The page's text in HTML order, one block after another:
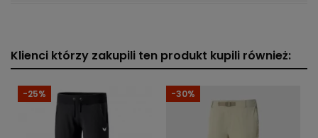
Klienci którzy zakupili ten produkt kupili również:
-25% -30%